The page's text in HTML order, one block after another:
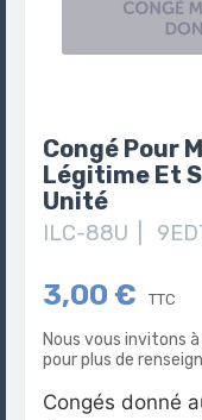
Congé Pour
Légitime Et
Unité
ILC-88U |
3,00 € TTC
Nous vous invitons
pour plus de
Congés donné